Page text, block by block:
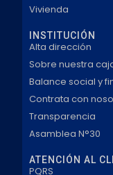
Vivienda
INSTITUCIÓN
Alta dirección
Sobre nuestra
Balance social y
Contrata con
Transparencia
Asamblea N°30
ATENCIÓN AL
PQRS